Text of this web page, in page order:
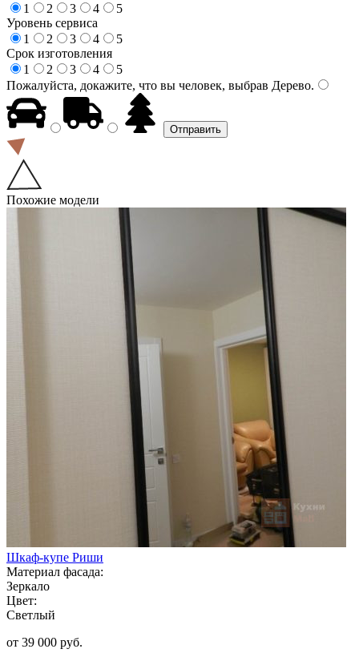
1
2 3 4
5
Уровень сервиса
1
2 3 4
5
Срок изготовления
1
2 3 4
5
Пожалуйста, докажите, что вы человек, выбрав Дерево.
Похожие модели
Шкаф-купе Риши
Материал фасада:
Зеркало
Цвет:
Светлый
от 39 000 руб.